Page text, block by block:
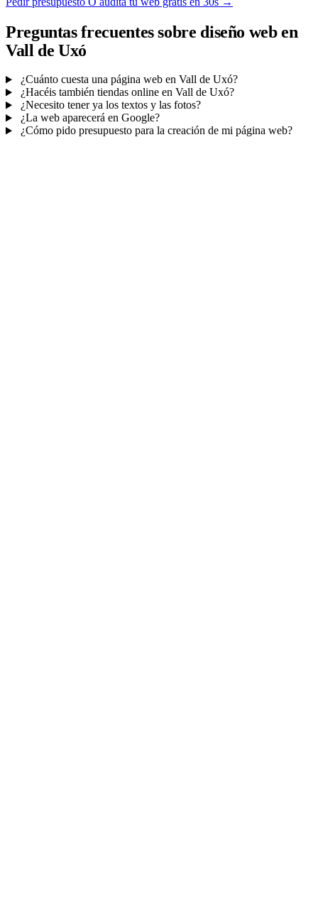
Preguntas frecuentes sobre diseño web en
Vall de Uxó
¿Cuánto cuesta una página web en Vall de Uxó?
¿Hacéis también tiendas online en Vall de Uxó?
¿Necesito tener ya los textos y las fotos?
¿La web aparecerá en Google?
¿Cómo pido presupuesto para la creación de mi página web?